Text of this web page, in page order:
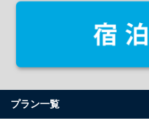
プラン一覧